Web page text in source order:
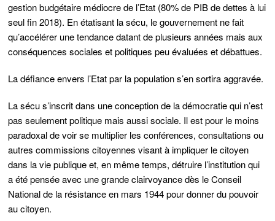
gestion budgétaire médiocre de l’Etat (80% de PIB de dettes à lui
seul fin 2018). En étatisant la sécu, le gouvernement ne fait
qu’accélérer une tendance datant de plusieurs années mais aux
conséquences sociales et politiques peu évaluées et débattues.
La défiance envers l’Etat par la population s’en sortira aggravée.
La sécu s’inscrit dans une conception de la démocratie qui n’est
pas seulement politique mais aussi sociale. Il est pour le moins
paradoxal de voir se multiplier les conférences, consultations ou
autres commissions citoyennes visant à impliquer le citoyen
dans la vie publique et, en même temps, détruire l’institution qui
a été pensée avec une grande clairvoyance dès le Conseil
National de la résistance en mars 1944 pour donner du pouvoir
au citoyen.